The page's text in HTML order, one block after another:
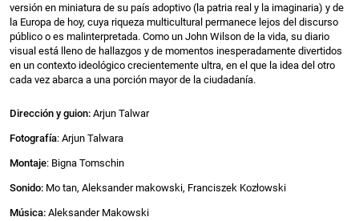
versión en miniatura de su país adoptivo (la patria real y la imaginaria) y de
la Europa de hoy, cuya riqueza multicultural permanece lejos del discurso
público o es malinterpretada. Como un John Wilson de la vida, su diario
visual está lleno de hallazgos y de momentos inesperadamente divertidos
en un contexto ideológico crecientemente ultra, en el que la idea del otro
cada vez abarca a una porción mayor de la ciudadanía.
Dirección y guion: Arjun Talwar
Fotografía: Arjun Talwara
Montaje: Bigna Tomschin
Sonido: Mo tan, Aleksander makowski, Franciszek Kozłowski
Música: Aleksander Makowski